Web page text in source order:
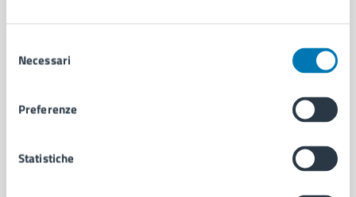
delNecessari
Preferenze
Statistiche
Enti e fondazioni
Personale amministrativo